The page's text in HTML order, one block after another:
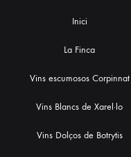
Inici
La Finca
Vins escumosos Corpinnat
Vins Blancs de Xarel·lo
Vins Dolços de Botrytis